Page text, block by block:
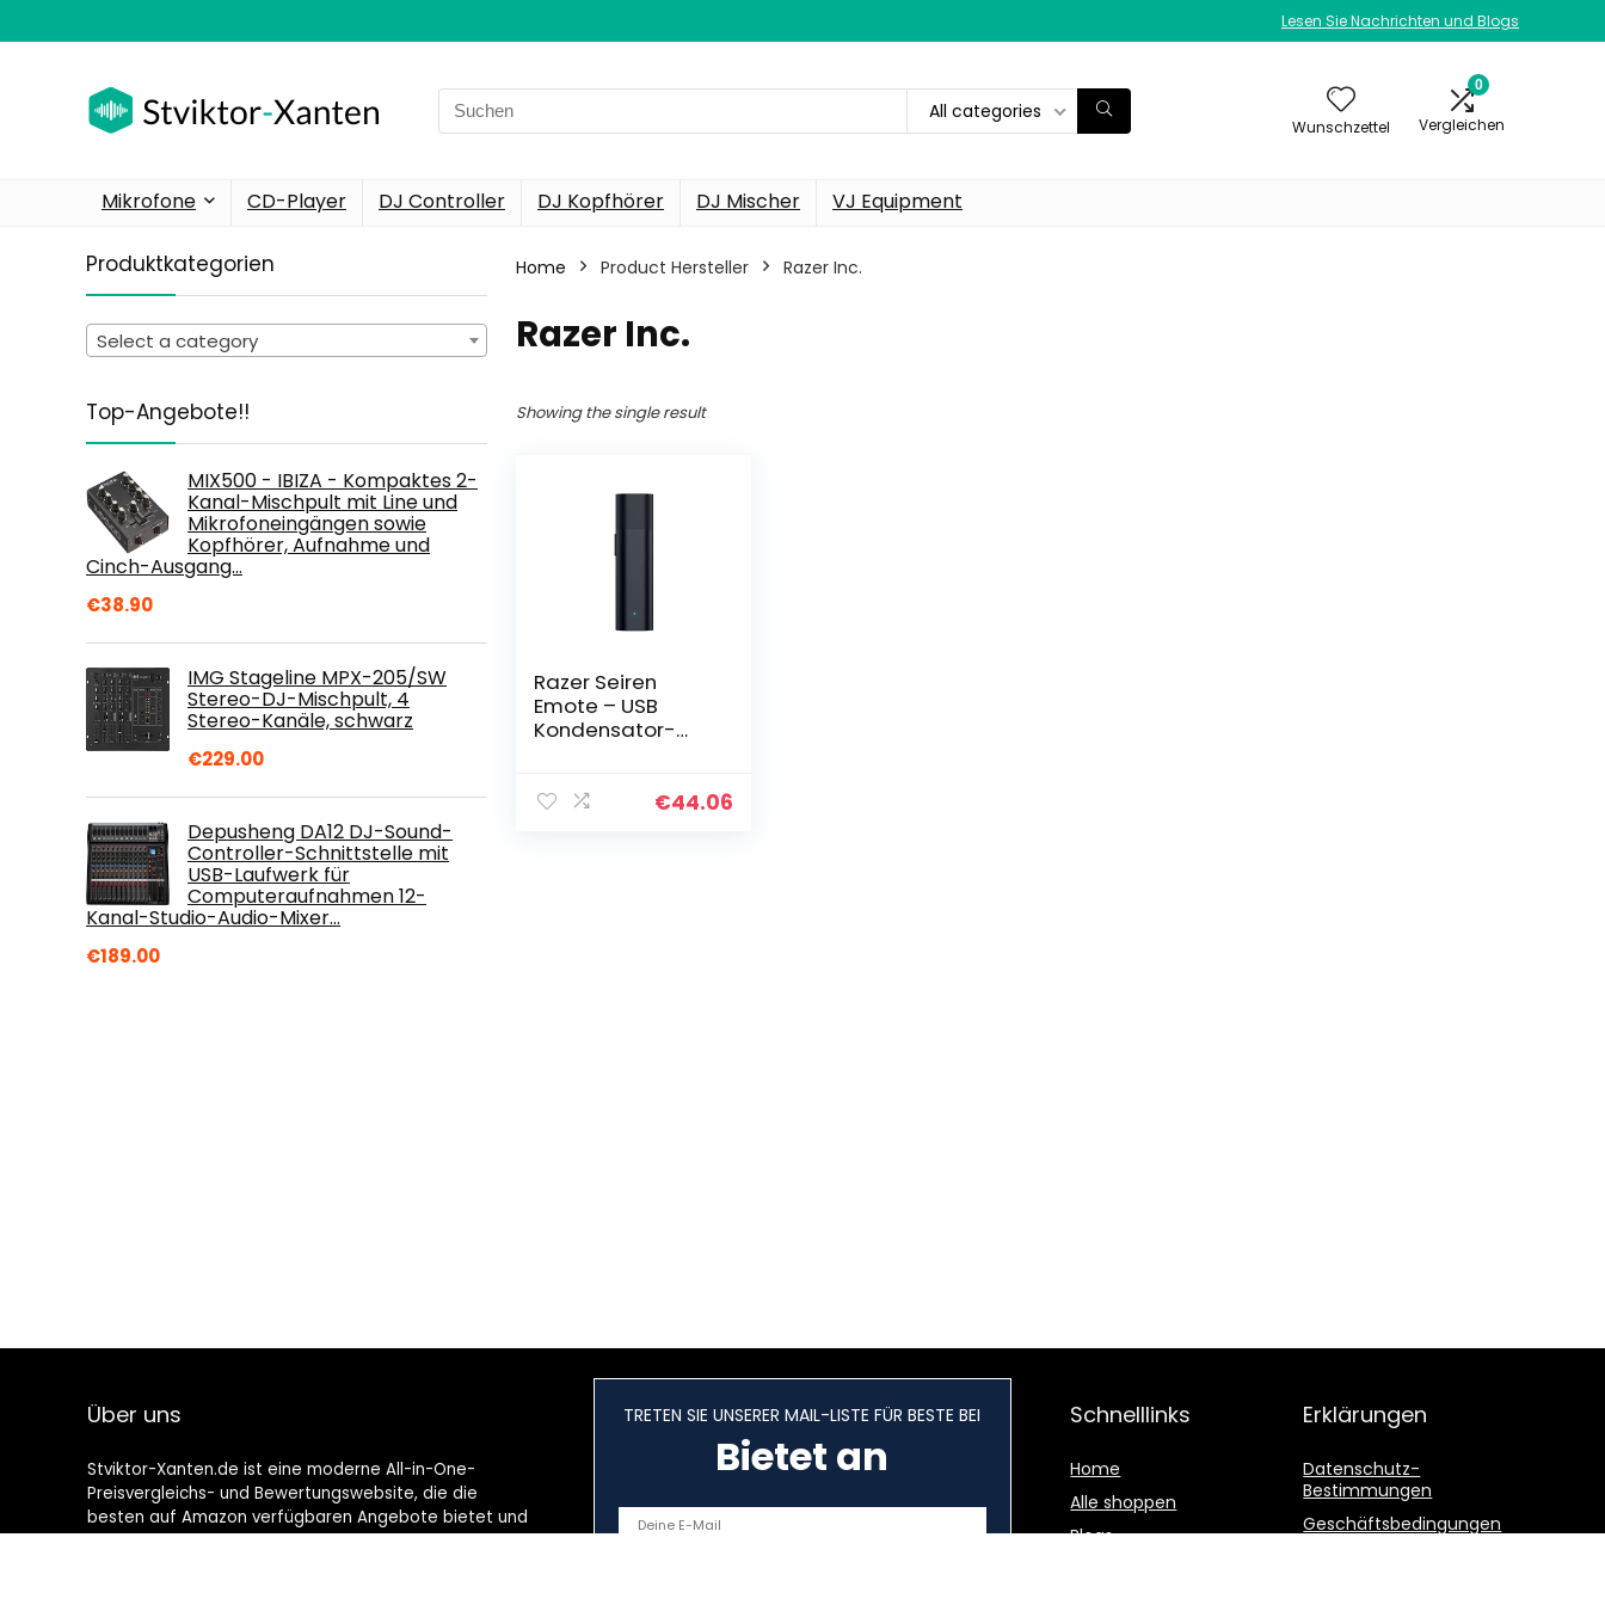
Lesen Sie Nachrichten und Blogs
Search
for:
All categories
Wunschzettel
0
Vergleichen
Mikrofone CD-Player DJ Controller DJ Kopfhörer DJ Mischer VJ Equipment
Produktkategorien
Select a category
Top-Angebote!!
MIX500 - IBIZA - Kompaktes 2-
Kanal-Mischpult mit Line und
Mikrofoneingängen sowie
Kopfhörer, Aufnahme und
Cinch-Ausgang…
€38.90
IMG Stageline MPX-205/SW
Stereo-DJ-Mischpult, 4
Stereo-Kanäle, schwarz
€229.00
Depusheng DA12 DJ-Sound-
Controller-Schnittstelle mit
USB-Laufwerk für
Computeraufnahmen 12-
Kanal-Studio-Audio-Mixer…
€189.00
Home Product Hersteller ‎Razer Inc.
‎Razer Inc.
Showing the single result
Razer Seiren
Emote – USB
Kondensator-
Emoticon Display
€44.06
Über uns
Stviktor-Xanten.de ist eine moderne All-in-One-
Preisvergleichs- und Bewertungswebsite, die die
besten auf Amazon verfügbaren Angebote bietet und
Sie durch die neuesten hinzugefügten Blogs auf dem
TRETEN SIE UNSERER MAIL-LISTE FÜR BESTE BEI
Bietet an
Schnelllinks
Home
Alle shoppen
Blogs
Erklärungen
Datenschutz-
Bestimmungen
Geschäftsbedingungen